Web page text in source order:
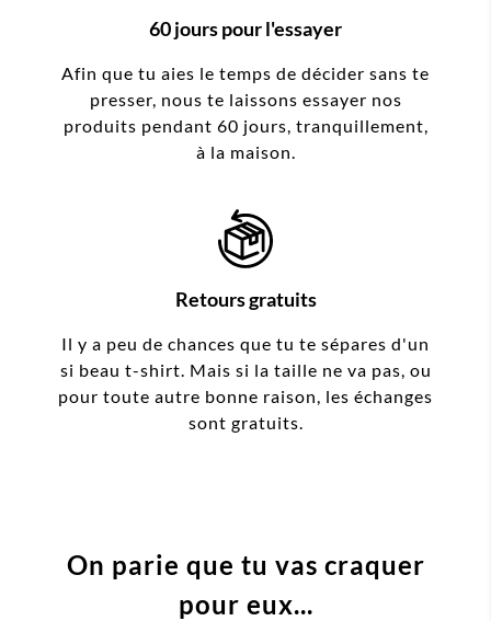
60 jours pour l'essayer
Afin que tu aies le temps de décider sans te
presser, nous te laissons essayer nos
produits pendant 60 jours, tranquillement,
à la maison.
Retours gratuits
Il y a peu de chances que tu te sépares d'un
si beau t-shirt. Mais si la taille ne va pas, ou
pour toute autre bonne raison, les échanges
sont gratuits.
On parie que tu vas craquer
pour eux...